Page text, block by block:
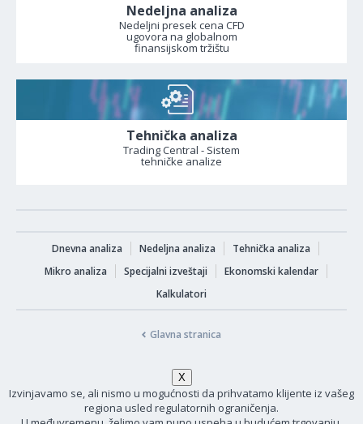
Nedeljna analiza
Nedeljni presek cena CFD
ugovora na globalnom
finansijskom tržištu
Tehnička analiza
Trading Central - Sistem
tehničke analize
Dnevna analiza Nedeljna analiza
Tehnička analiza
Mikro analiza
Specijalni izveštaji
Ekonomski kalendar
Kalkulatori
Glavna stranica
Izvinjavamo se, ali nismo u mogućnosti da prihvatamo klijente iz vašeg
regiona usled regulatornih ograničenja.